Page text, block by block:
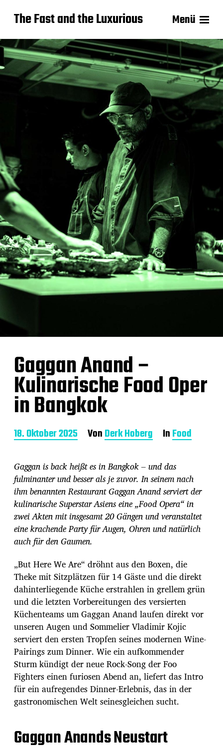
The Fast and the Luxurious Menü
Gaggan Anand –
Kulinarische Food Oper
in Bangkok
B
e
t
r
a
g
s
d
a
t
u
18. Oktober 2025 VonDerk Hoberg InFood
Gaggan is back heißt es in Bangkok – und das
fulminanter und besser als je zuvor. In seinem nach
ihm benannten Restaurant Gaggan Anand serviert der
kulinarische Superstar Asiens eine „Food Opera“ in
zwei Akten mit insgesamt 20 Gängen und veranstaltet
eine krachende Party für Augen, Ohren und natürlich
auch für den Gaumen.
„But Here We Are“ dröhnt aus den Boxen, die
Theke mit Sitzplätzen für 14 Gäste und die direkt
dahinterliegende Küche erstrahlen in grellem grün
und die letzten Vorbereitungen des versierten
Küchenteams um Gaggan Anand laufen direkt vor
unseren Augen und Sommelier Vladimir Kojic
serviert den ersten Tropfen seines modernen Wine-
Pairings zum Dinner. Wie ein aufkommender
Sturm kündigt der neue Rock-Song der Foo
Fighters einen furiosen Abend an, liefert das Intro
für ein aufregendes Dinner-Erlebnis, das in der
gastronomischen Welt seinesgleichen sucht.
Gaggan Anands Neustart